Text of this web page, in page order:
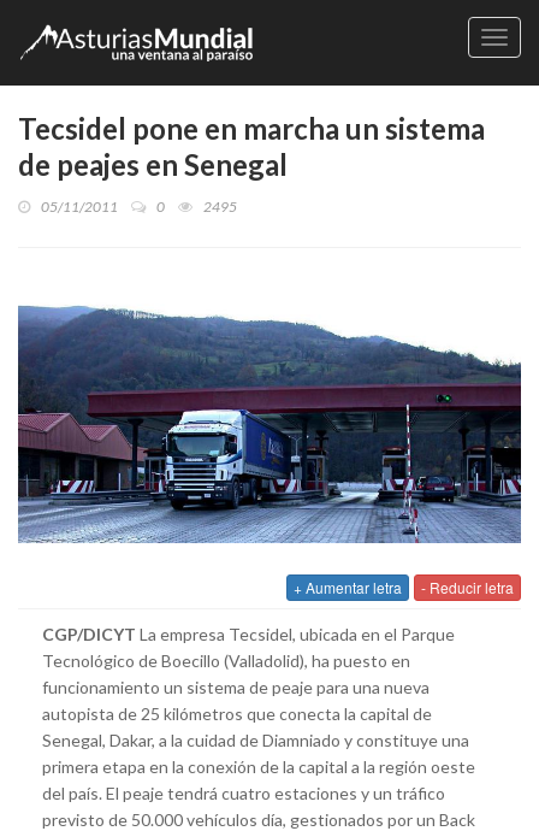
Tecsidel pone en marcha un sistema
de peajes en Senegal
05/11/2011 0 2495
+ Aumentar letra - Reducir letra
CGP/DICYT La empresa Tecsidel, ubicada en el Parque
Tecnológico de Boecillo (Valladolid), ha puesto en
funcionamiento un sistema de peaje para una nueva
autopista de 25 kilómetros que conecta la capital de
Senegal, Dakar, a la cuidad de Diamniado y constituye una
primera etapa en la conexión de la capital a la región oeste
del país. El peaje tendrá cuatro estaciones y un tráfico
previsto de 50.000 vehículos día, gestionados por un Back